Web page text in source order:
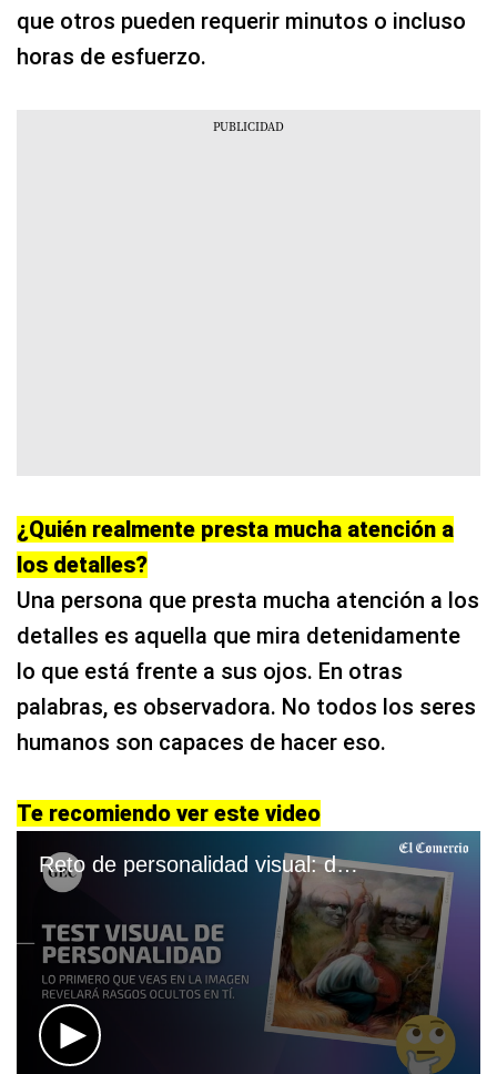
que otros pueden requerir minutos o incluso
horas de esfuerzo.
¿Quién realmente presta mucha atención a
los detalles?
Una persona que presta mucha atención a los
detalles es aquella que mira detenidamente
lo que está frente a sus ojos. En otras
palabras, es observadora. No todos los seres
humanos son capaces de hacer eso.
Te recomiendo ver este video
Reto de personalidad visual: descubre rasgos ocultos de tu forma de ser